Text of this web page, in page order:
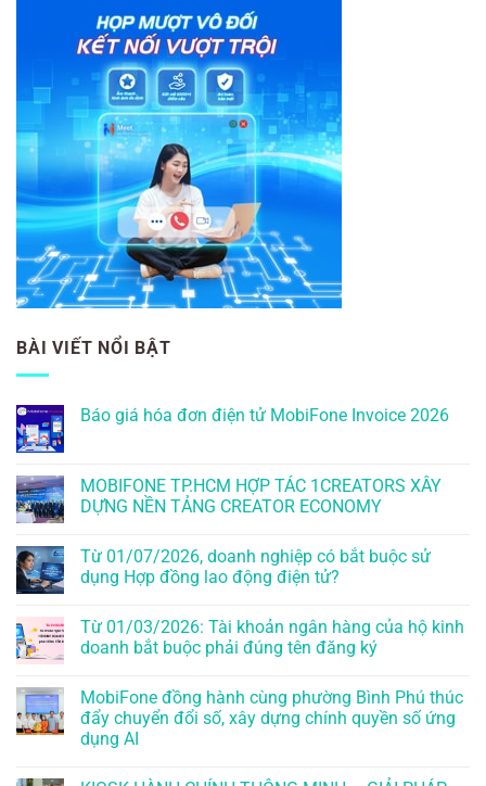
BÀI VIẾT NỔI BẬT
Báo giá hóa đơn điện tử MobiFone Invoice 2026
MOBIFONE TP.HCM HỢP TÁC 1CREATORS XÂY
DỰNG NỀN TẢNG CREATOR ECONOMY
Từ 01/07/2026, doanh nghiệp có bắt buộc sử
dụng Hợp đồng lao động điện tử?
Từ 01/03/2026: Tài khoản ngân hàng của hộ kinh
doanh bắt buộc phải đúng tên đăng ký
MobiFone đồng hành cùng phường Bình Phú thúc
đẩy chuyển đổi số, xây dựng chính quyền số ứng
dụng AI